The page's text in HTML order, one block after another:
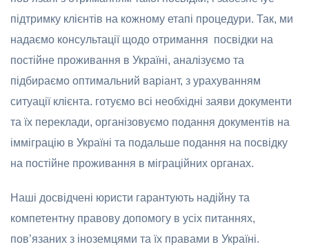
підтримку клієнтів на кожному етапі процедури. Так, ми
надаємо консультації щодо отримання посвідки на
постійне проживання в Україні, аналізуємо та
підбираємо оптимальний варіант, з урахуванням
ситуації клієнта. готуємо всі необхідні заяви документи
та їх переклади, організовуємо подання документів на
імміграцію в Україні та подальше подання на посвідку
на постійне проживання в міграційних органах.
Наші досвідчені юристи гарантують надійну та
компетентну правову допомогу в усіх питаннях,
пов’язаних з іноземцями та їх правами в Україні.